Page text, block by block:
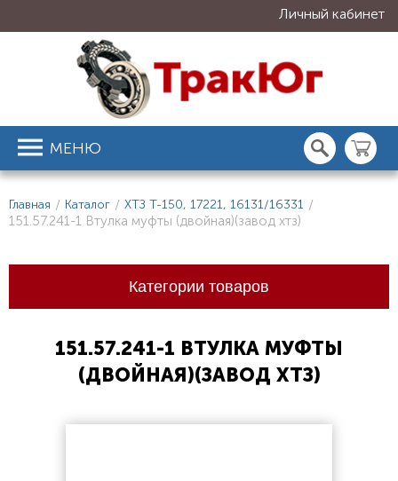
Личный кабинет
МЕНЮ
Главная / Каталог / ХТЗ Т-150, 17221, 16131/16331 /
151.57.241-1 Втулка муфты (двойная)(завод хтз)
Категории товаров
151.57.241-1 ВТУЛКА МУФТЫ
(ДВОЙНАЯ)(ЗАВОД ХТЗ)